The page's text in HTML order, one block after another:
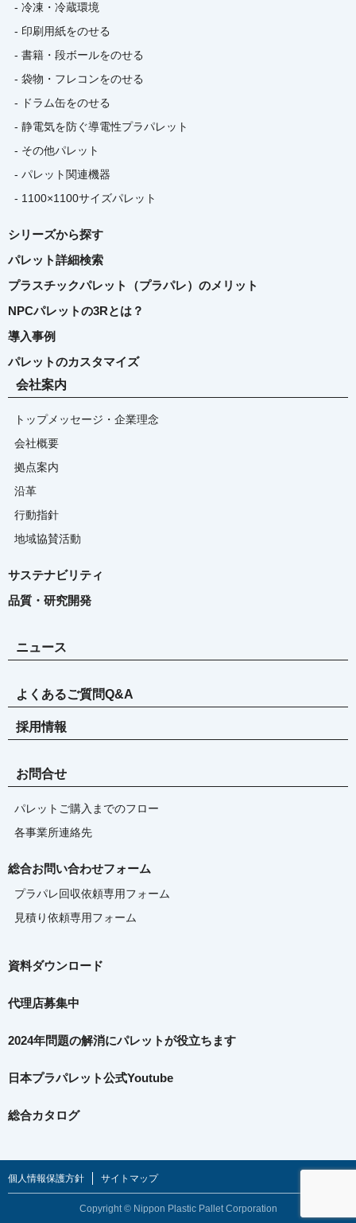
- 冷凍・冷蔵環境
- 印刷用紙をのせる
- 書籍・段ボールをのせる
- 袋物・フレコンをのせる
- ドラム缶をのせる
- 静電気を防ぐ導電性プラパレット
- その他パレット
- パレット関連機器
- 1100×1100サイズパレット
シリーズから探す
パレット詳細検索
プラスチックパレット（プラパレ）のメリット
NPCパレットの3Rとは？
導入事例
パレットのカスタマイズ
会社案内
トップメッセージ・企業理念
会社概要
拠点案内
沿革
行動指針
地域協賛活動
サステナビリティ
品質・研究開発
ニュース
よくあるご質問Q&A
採用情報
お問合せ
パレットご購入までのフロー
各事業所連絡先
総合お問い合わせフォーム
プラパレ回収依頼専用フォーム
見積り依頼専用フォーム
資料ダウンロード
代理店募集中
2024年問題の解消にパレットが役立ちます
日本プラパレット公式Youtube
総合カタログ
個人情報保護方針 サイトマップ
Copyright © Nippon Plastic Pallet Corporation